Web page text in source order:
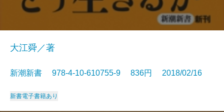
大江舜／著
新潮新書 978-4-10-610755-9 836円 2018/02/16
新書電子書籍あり